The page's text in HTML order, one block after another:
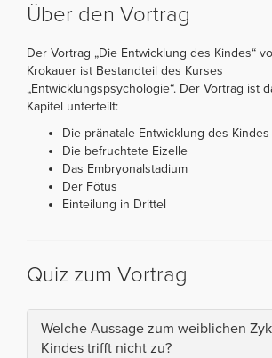
Über den Vortrag
Der Vortrag „Die Entwicklung des Kindes“
Krokauer ist Bestandteil des Kurses
„Entwicklungspsychologie“. Der Vortrag ist
Kapitel unterteilt:
Die pränatale Entwicklung des Kindes
Die befruchtete Eizelle
Das Embryonalstadium
Der Fötus
Einteilung in Drittel
Quiz zum Vortrag
Welche Aussage zum weiblichen
Kindes trifft nicht zu?